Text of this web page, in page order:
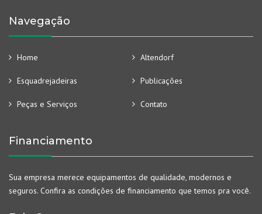
Navegação
Home Altendorf
Esquadrejadeiras Publicações
Peças e Serviços Contato
Financiamento
Sua empresa merece equipamentos de qualidade, modernos e
seguros. Confira as condições de financiamento que temos pra você.